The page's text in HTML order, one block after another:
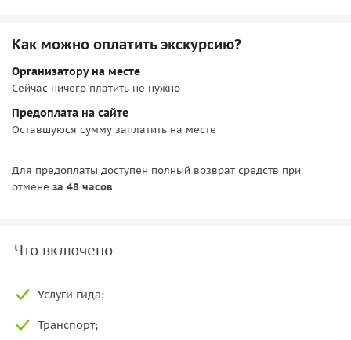
Как можно оплатить экскурсию?
Организатору на месте
Сейчас ничего платить не нужно
Предоплата на сайте
Оставшуюся сумму заплатить на месте
Для предоплаты доступен полный возврат средств при
отмене за 48 часов
Что включено
Услуги гида;
Транспорт;